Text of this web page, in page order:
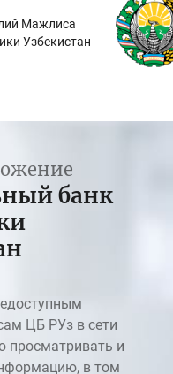
Мажлиса
Узбекистан
банк
ЦБ РУз в сети
просматривать и
в том